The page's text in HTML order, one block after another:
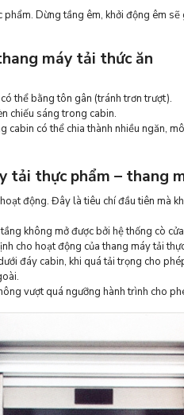
Dừng tầng êm, khởi động êm
máy tải thức ăn
thể bằng tôn gân (tránh trơn trượt).
chiếu sáng trong cabin.
cabin có thể chia thành nhiều ngăn,
thực phẩm – thang
động. Đây là tiêu chí đầu tiên mà
không mở được bởi hệ thống cò
cho hoạt động của thang máy tải
đáy cabin, khi quá tải trọng cho
vượt quá ngưỡng hành trình cho